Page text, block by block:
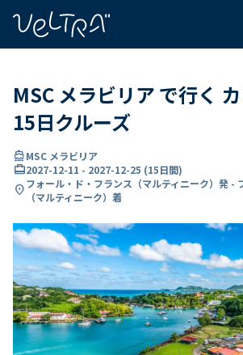
MSC メラビリア で行く
15日クルーズ
directions_boatMSC メラビリア
card_travel2027-12-11 - 2027-12-25 (15日間)
location_onフォール・ド・フランス（マルティニーク）発 -
（マルティニーク）着